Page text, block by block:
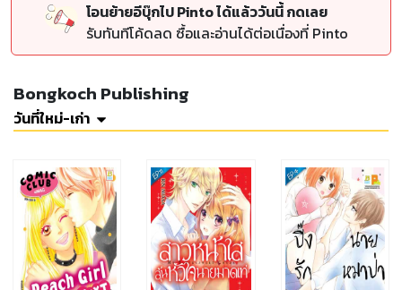
โอนย้ายอีบุ๊กไป Pinto ได้แล้ววันนี้ กดเลย
รับทันทีโค้ดลด ซื้อและอ่านได้ต่อเนื่องที่ Pinto
Bongkoch Publishing
วันที่ใหม่-เก่า